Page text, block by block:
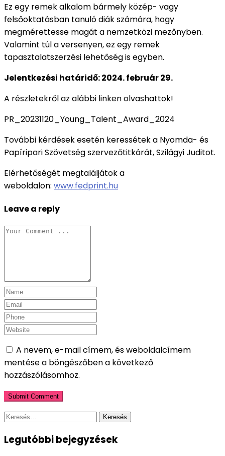
Ez egy remek alkalom bármely közép- vagy
felsőoktatásban tanuló diák számára, hogy
megmérettesse magát a nemzetközi mezőnyben.
Valamint túl a versenyen, ez egy remek
tapasztalatszerzési lehetőség is egyben.
Jelentkezési határidő: 2024. február 29.
A részletekről az alábbi linken olvashattok!
PR_20231120_Young_Talent_Award_2024
További kérdések esetén keressétek a Nyomda- és
Papíripari Szövetség szervezőtitkárát, Szilágyi Juditot.
Elérhetőségét megtaláljátok a
weboldalon: www.fedprint.hu
Leave a reply
A nevem, e-mail címem, és weboldalcímem
mentése a böngészőben a következő
hozzászólásomhoz.
Keresés:
Legutóbbi bejegyzések